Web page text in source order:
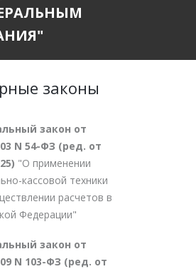
законы
закон от
N 54-ФЗ (ред. от
"О применении
кассовой техники
расчетов в
Федерации"
закон от
N 103-ФЗ (ред. от